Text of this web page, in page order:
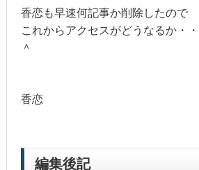
香恋も早速何記事か削除したので
これからアクセスがどうなるか・
＾
香恋
編集後記